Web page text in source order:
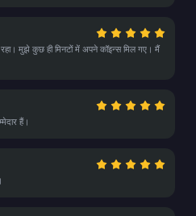
मुझे कुछ ही मिनटों में अपने कॉइन्स मिल गए। मैं
हैं।